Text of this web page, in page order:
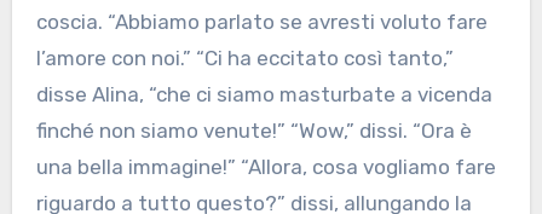
coscia. “Abbiamo parlato se avresti voluto fare
l’amore con noi.” “Ci ha eccitato così tanto,”
disse Alina, “che ci siamo masturbate a vicenda
finché non siamo venute!” “Wow,” dissi. “Ora è
una bella immagine!” “Allora, cosa vogliamo fare
riguardo a tutto questo?” dissi, allungando la